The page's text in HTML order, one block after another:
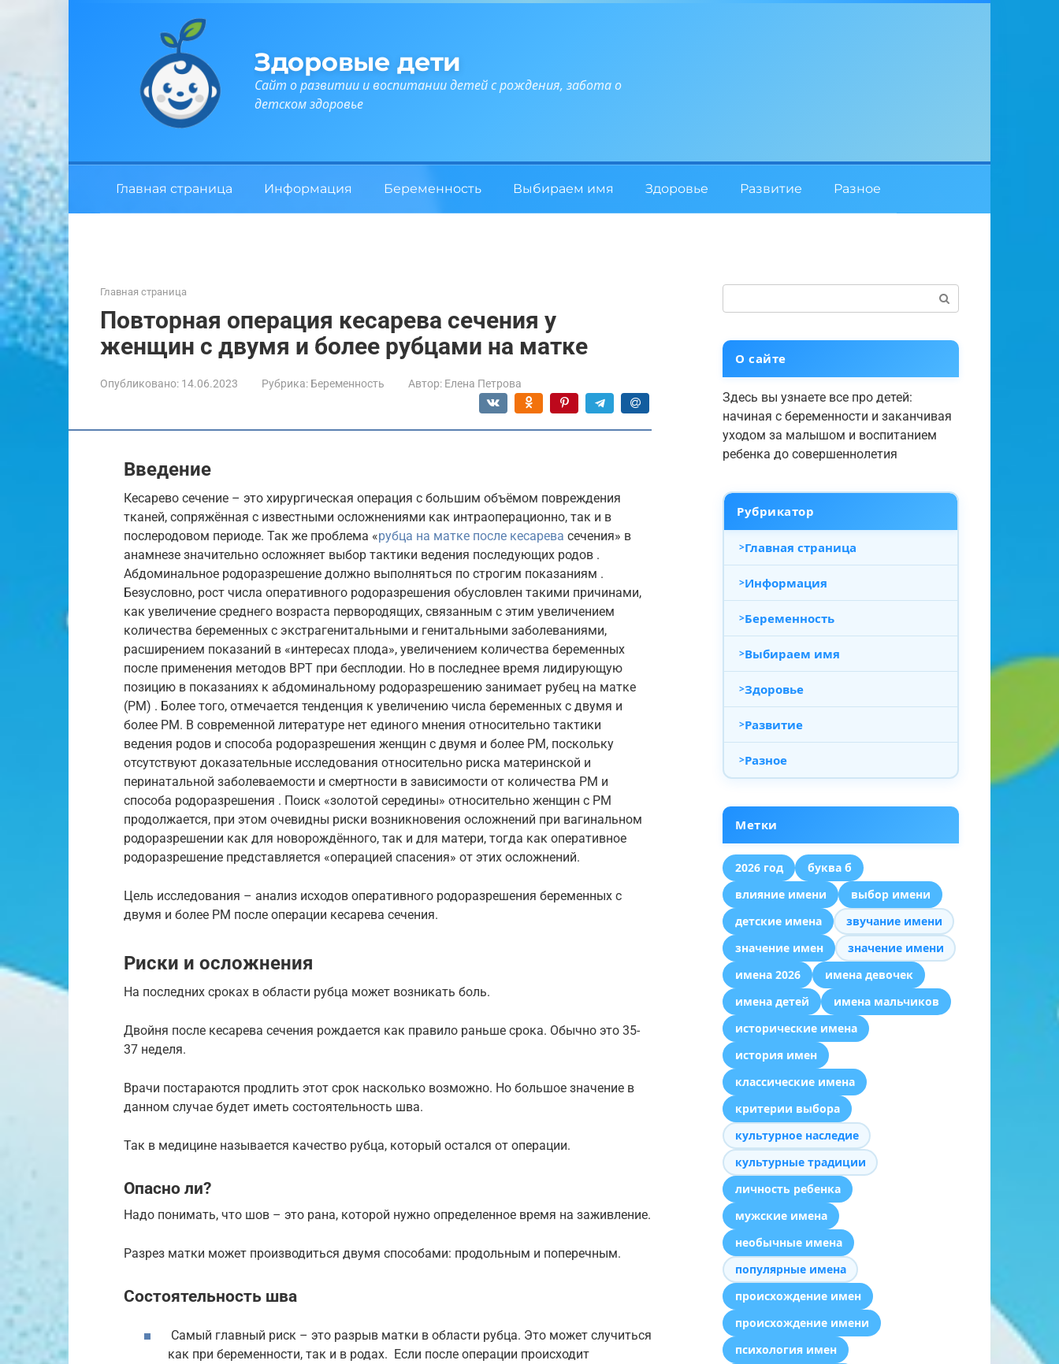
Здоровые дети
Сайт о развитии и воспитании детей с рождения, забота о
детском здоровье
Главная страница Информация Беременность Выбираем имя Здоровье Развитие Разное
Главная страница
Повторная операция кесарева сечения у
женщин с двумя и более рубцами на матке
Опубликовано: 14.06.2023 Рубрика: Беременность Автор: Елена Петрова
Введение
Кесарево сечение – это хирургическая операция с большим объёмом повреждения
тканей, сопряжённая с известными осложнениями как интраоперационно, так и в
послеродовом периоде. Так же проблема «рубца на матке после кесарева сечения» в
анамнезе значительно осложняет выбор тактики ведения последующих родов .
Абдоминальное родоразрешение должно выполняться по строгим показаниям .
Безусловно, рост числа оперативного родоразрешения обусловлен такими причинами,
как увеличение среднего возраста первородящих, связанным с этим увеличением
количества беременных с экстрагенитальными и генитальными заболеваниями,
расширением показаний в «интересах плода», увеличением количества беременных
после применения методов ВРТ при бесплодии. Но в последнее время лидирующую
позицию в показаниях к абдоминальному родоразрешению занимает рубец на матке
(РМ) . Более того, отмечается тенденция к увеличению числа беременных с двумя и
более РМ. В современной литературе нет единого мнения относительно тактики
ведения родов и способа родоразрешения женщин с двумя и более РМ, поскольку
отсутствуют доказательные исследования относительно риска материнской и
перинатальной заболеваемости и смертности в зависимости от количества РМ и
способа родоразрешения . Поиск «золотой середины» относительно женщин с РМ
продолжается, при этом очевидны риски возникновения осложнений при вагинальном
родоразрешении как для новорождённого, так и для матери, тогда как оперативное
родоразрешение представляется «операцией спасения» от этих осложнений.
Цель исследования – анализ исходов оперативного родоразрешения беременных с
двумя и более РМ после операции кесарева сечения.
Риски и осложнения
На последних сроках в области рубца может возникать боль.
Двойня после кесарева сечения рождается как правило раньше срока. Обычно это 35-
37 неделя.
Врачи постараются продлить этот срок насколько возможно. Но большое значение в
данном случае будет иметь состоятельность шва.
Так в медицине называется качество рубца, который остался от операции.
Опасно ли?
Надо понимать, что шов – это рана, которой нужно определенное время на заживление.
Разрез матки может производиться двумя способами: продольным и поперечным.
Состоятельность шва
Самый главный риск – это разрыв матки в области рубца. Это может случиться
как при беременности, так и в родах. Если после операции происходит
О сайте
Здесь вы узнаете все про детей:
начиная с беременности и заканчивая
уходом за малышом и воспитанием
ребенка до совершеннолетия
Рубрикатор
Главная страница
Информация
Беременность
Выбираем имя
Здоровье
Развитие
Разное
Метки
2026 год
буква б
влияние имени
выбор имени
детские имена
звучание имени
значение имен
значение имени
имена 2026
имена девочек
имена детей
имена мальчиков
исторические имена
история имен
классические имена
критерии выбора
культурное наследие
культурные традиции
личность ребенка
мужские имена
необычные имена
популярные имена
происхождение имен
происхождение имени
психология имен